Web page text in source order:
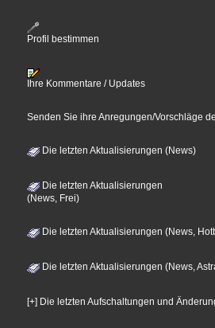
Profil bestimmen
Ihre Kommentare / Updates
Senden Sie ihre Anregungen/Vorschläge
Die letzten Aktualisierungen (News)
Die letzten Aktualisierungen
(News, Frei)
Die letzten Aktualisierungen (News,
Die letzten Aktualisierungen (News,
[+] Die letzten Aufschaltungen und